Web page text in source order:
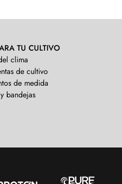
TU CULTIVO
clima
de cultivo
de medida
bandejas